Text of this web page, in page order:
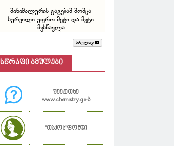
მინიმალურის გაგებამ მომცა
სურვილი უფრო მეტი და მეტი
მესწავლა
სრულად
სწრაფი ბმულები
შეეკითხე
www.chemistry.ge-ს
"თაკოს" ფონდი